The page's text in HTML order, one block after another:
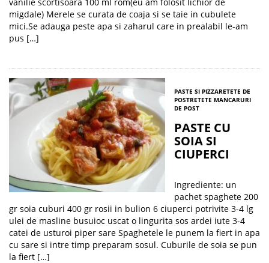
migdale) Merele se curata de coaja si se taie in cubulete
mici.Se adauga peste apa si zaharul care in prealabil le-am
pus […]
PASTE SI PIZZARETETE DE
POSTRETETE MANCARURI
DE POST
PASTE CU
SOIA SI
CIUPERCI
Ingrediente: un
pachet spaghete 200
gr soia cuburi 400 gr rosii in bulion 6 ciuperci potrivite 3-4 lg
ulei de masline busuioc uscat o lingurita sos ardei iute 3-4
catei de usturoi piper sare Spaghetele le punem la fiert in apa
cu sare si intre timp preparam sosul. Cuburile de soia se pun
la fiert […]